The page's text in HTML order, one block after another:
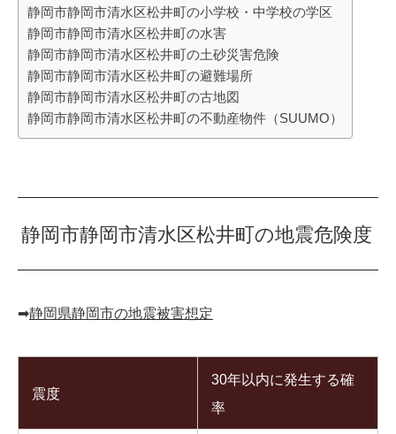
静岡市静岡市清水区松井町の小学校・中学校の学区
静岡市静岡市清水区松井町の水害
静岡市静岡市清水区松井町の土砂災害危険
静岡市静岡市清水区松井町の避難場所
静岡市静岡市清水区松井町の古地図
静岡市静岡市清水区松井町の不動産物件（SUUMO）
静岡市静岡市清水区松井町の地震危険度
➡︎静岡県静岡市の地震被害想定
震度
30年以内に発生する確
率